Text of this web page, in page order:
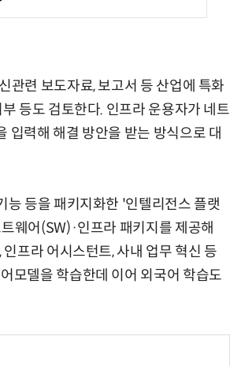
관련 보도자료, 보고서 등 산업에 특화
등도 검토한다. 인프라 운용자가 네트
입력해 해결 방안을 받는 방식으로 대
능 등을 패키지화한 '인텔리전스 플랫
웨어(SW)·인프라 패키지를 제공해
프라 어시스턴트, 사내 업무 혁신 등
모델을 학습한데 이어 외국어 학습도